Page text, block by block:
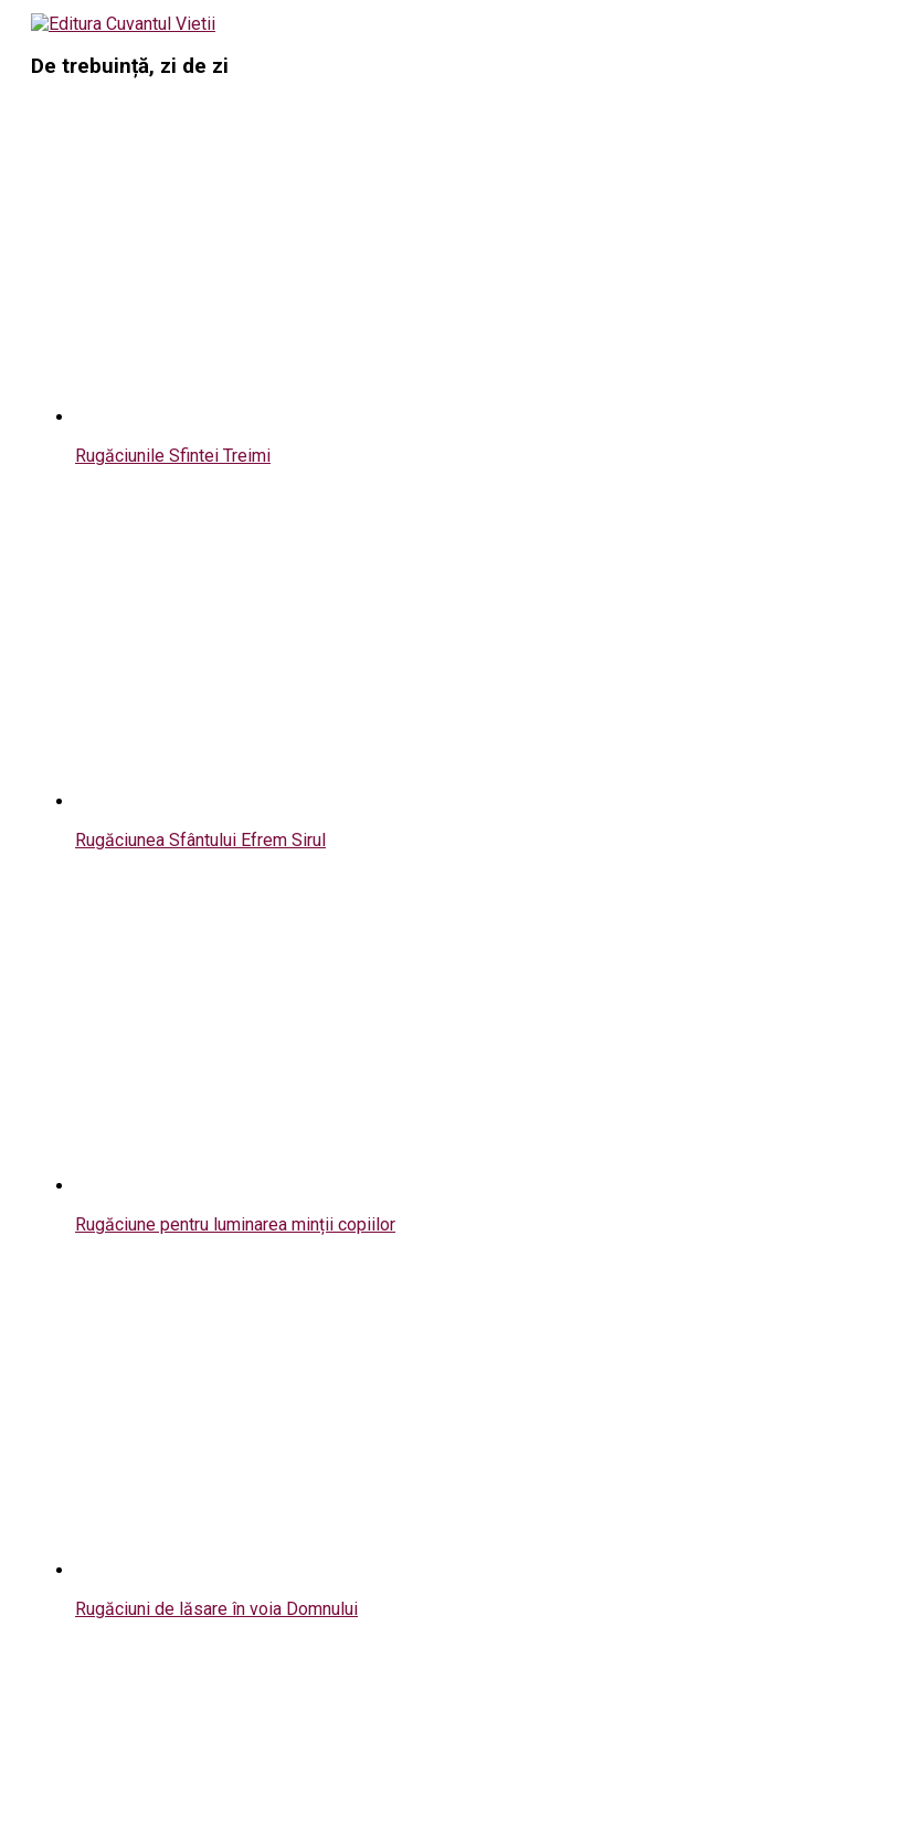
De trebuință, zi de zi
Rugăciunile Sfintei Treimi
Rugăciunea Sfântului Efrem Sirul
Rugăciune pentru luminarea minții copiilor
Rugăciuni de lăsare în voia Domnului